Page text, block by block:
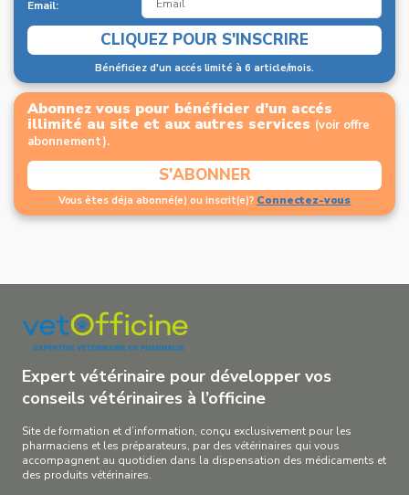
Abonnez vous pour bénéficier d'un accés
illimité au site et aux autres services (voir offre
abonnement).
S'ABONNER
Vous êtes déja abonné(e) ou inscrit(e)? Connectez-vous
Email:
CLIQUEZ POUR S'INSCRIRE
Bénéficiez d'un accés limité à 6 article/mois.
Expert vétérinaire pour développer vos
conseils vétérinaires à l’officine
Site de formation et d’information, conçu exclusivement pour les
pharmaciens et les préparateurs, par des vétérinaires qui vous
accompagnent au quotidien dans la dispensation des médicaments et
des produits vétérinaires.